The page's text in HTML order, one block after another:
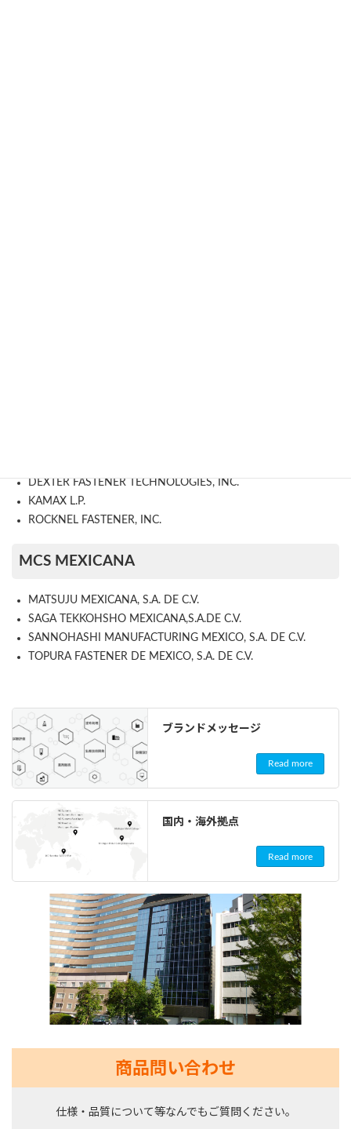
DEXTER FASTENER TECHNOLOGIES, INC.
KAMAX L.P.
ROCKNEL FASTENER, INC.
MCS MEXICANA
MATSUJU MEXICANA, S.A. DE C.V.
SAGA TEKKOHSHO MEXICANA,S.A.DE C.V.
SANNOHASHI MANUFACTURING MEXICO, S.A. DE C.V.
TOPURA FASTENER DE MEXICO, S.A. DE C.V.
ブランドメッセージ
Read more
国内・海外拠点
Read more
商品問い合わせ
仕様・品質について等なんでもご質問ください。